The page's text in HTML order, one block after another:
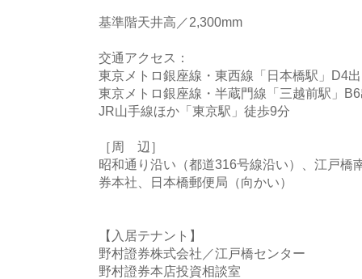
基準階天井高／2,300mm
交通アクセス：
東京メトロ銀座線・東西線「日本橋駅」D4
東京メトロ銀座線・半蔵門線「三越前駅」
JR山手線ほか「東京駅」徒歩9分
［周 辺］
昭和通り沿い（都道316号線沿い）、江戸橋
券本社、日本橋郵便局（向かい）
【入居テナント】
野村證券株式会社／江戸橋センター
野村證券本店投資相談室